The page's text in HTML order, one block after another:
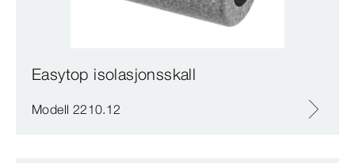
Easytop isolasjonsskall
Modell 2210.12